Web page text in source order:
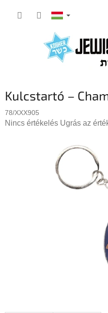
Kulcstartó –
78/XXX905
A
Nincs értékelés Ugrás az